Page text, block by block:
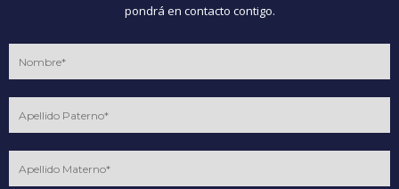
pondrá en contacto contigo.